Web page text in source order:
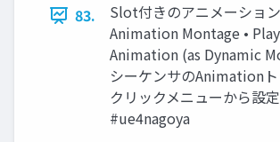
83.
Slot付きのアニメーショ
Animation Montage •
Animation (as Dynamic
シーケンサのAnimationト
クリックメニューから設定
#ue4nagoya